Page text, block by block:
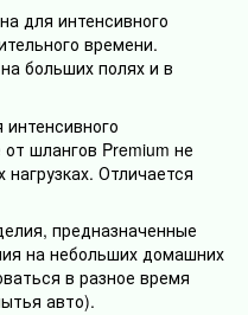
для интенсивного
времени.
больших полях и в
шлангов Premium не
Отличается
предназначенные
на небольших домашних
в разное время
авто).